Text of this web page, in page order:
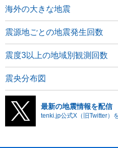
海外の大きな地震
震源地ごとの地震発生回数
震度3以上の地域別観測回数
震央分布図
最新の地震情報を配信
tenki.jp公式X（旧Twitter）